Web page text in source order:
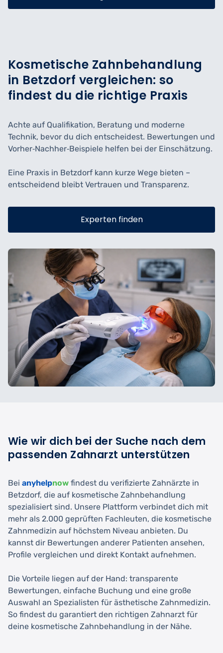
Kosmetische Zahnbehandlung
in Betzdorf vergleichen: so
findest du die richtige Praxis
Achte auf Qualifikation, Beratung und moderne
Technik, bevor du dich entscheidest. Bewertungen und
Vorher‑Nachher‑Beispiele helfen bei der Einschätzung.
Eine Praxis in Betzdorf kann kurze Wege bieten –
entscheidend bleibt Vertrauen und Transparenz.
Experten finden
Wie wir dich bei der Suche nach dem
passenden Zahnarzt unterstützen
Bei anyhelpnow findest du verifizierte Zahnärzte in
Betzdorf, die auf kosmetische Zahnbehandlung
spezialisiert sind. Unsere Plattform verbindet dich mit
mehr als 2.000 geprüften Fachleuten, die kosmetische
Zahnmedizin auf höchstem Niveau anbieten. Du
kannst dir Bewertungen anderer Patienten ansehen,
Profile vergleichen und direkt Kontakt aufnehmen.
Die Vorteile liegen auf der Hand: transparente
Bewertungen, einfache Buchung und eine große
Auswahl an Spezialisten für ästhetische Zahnmedizin.
So findest du garantiert den richtigen Zahnarzt für
deine kosmetische Zahnbehandlung in der Nähe.